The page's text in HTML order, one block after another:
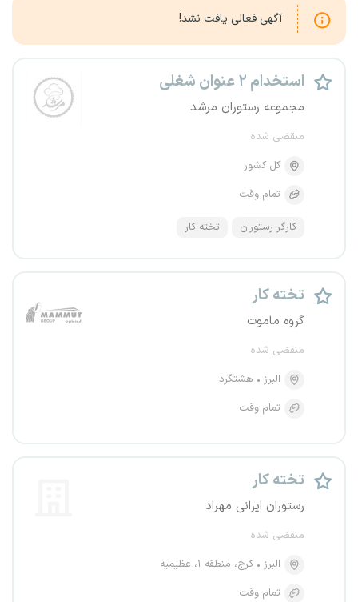
آگهی فعالی یافت نشد!
استخدام ۲ عنوان شغلی
مجموعه رستوران مرشد
منقضی شده
کل کشور
تمام وقت
کارگر رستوران تخته کار
تخته کار
گروه ماموت
منقضی شده
البرز
هشتگرد
تمام وقت
تخته کار
رستوران ایرانی مهراد
منقضی شده
البرز
کرج، منطقه ۱، عظیمیه
تمام وقت